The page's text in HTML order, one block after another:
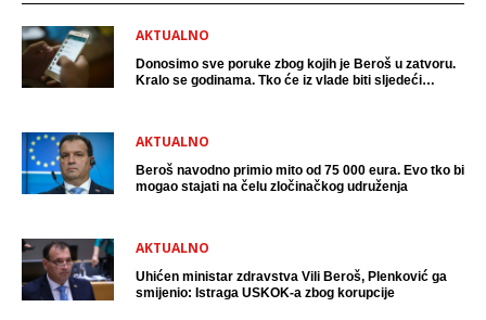
AKTUALNO
Donosimo sve poruke zbog kojih je Beroš u zatvoru.
Kralo se godinama. Tko će iz vlade biti sljedeći
AKTUALNO
Beroš navodno primio mito od 75 000 eura. Evo tko bi
mogao stajati na čelu zločinačkog udruženja
AKTUALNO
Uhićen ministar zdravstva Vili Beroš, Plenković ga
smijenio: Istraga USKOK-a zbog korupcije